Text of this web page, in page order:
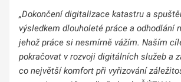
„Dokončení digitalizace katastru a
výsledkem dlouholeté práce a odhodlání
jehož práce si nesmírně vážím. Naším
pokračovat v rozvoji digitálních služeb a
co největší komfort při vyřizování